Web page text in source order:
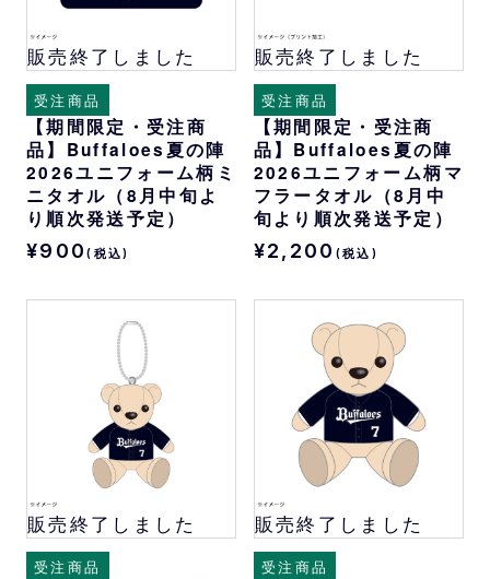
販売終了しました
受注商品
【期間限定・受注商
品】Buffaloes夏の陣
2026ユニフォーム柄ミ
ニタオル（8月中旬よ
り順次発送予定）
¥900(税込)
販売終了しました
受注商品
【期間限定・受注商
品】Buffaloes夏の陣
2026ユニフォーム柄マ
フラータオル（8月中
旬より順次発送予定）
¥2,200 (税込)
販売終了しました
受注商品
販売終了しました
受注商品